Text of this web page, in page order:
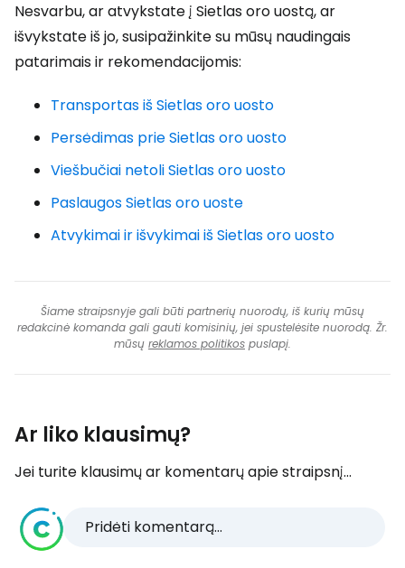
Nesvarbu, ar atvykstate į Sietlas oro uostą, ar
išvykstate iš jo, susipažinkite su mūsų naudingais
patarimais ir rekomendacijomis:
Transportas iš Sietlas oro uosto
Persėdimas prie Sietlas oro uosto
Viešbučiai netoli Sietlas oro uosto
Paslaugos Sietlas oro uoste
Atvykimai ir išvykimai iš Sietlas oro uosto
Šiame straipsnyje gali būti partnerių nuorodų, iš kurių mūsų
redakcinė komanda gali gauti komisinių, jei spustelėsite nuorodą. Žr.
mūsų reklamos politikos puslapį.
Ar liko klausimų?
Jei turite klausimų ar komentarų apie straipsnį...
Pridėti komentarą...